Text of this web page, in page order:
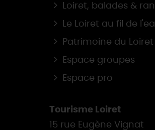
Loiret, balades &
Le Loiret au fil de
Patrimoine du Loiret
Espace groupes
Espace pro
Tourisme Loiret
15 rue Eugène Vignat